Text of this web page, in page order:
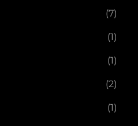
(7)
(1)
(1)
(2)
(1)